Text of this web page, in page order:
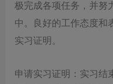
极完成各项任务，并努
中。良好的工作态度和
实习证明。
申请实习证明‌：实习结